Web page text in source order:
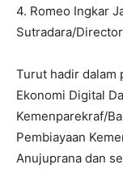
4. Romeo Ingkar
Sutradara/
Turut hadir dalam
Ekonomi Digital
Kemenparekraf/
Pembiayaan
Anujuprana dan